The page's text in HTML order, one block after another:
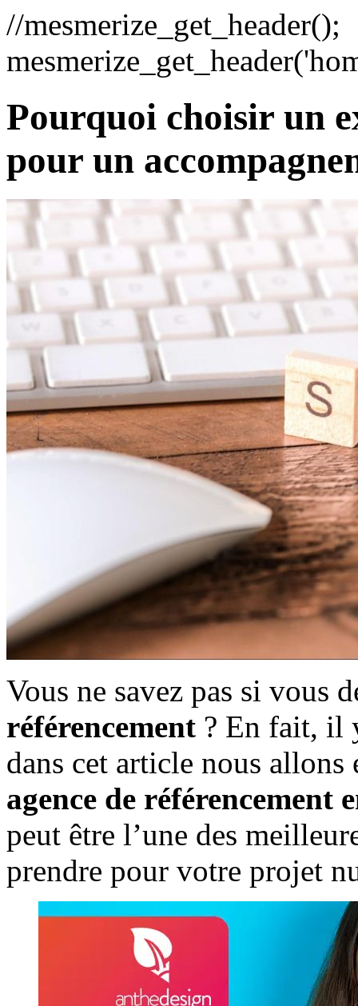
//mesmerize_get_header();
Pourquoi choisir un
pour un
Vous ne savez pas si vous
référencement ? En fait, il
dans cet article nous
agence de référencement
peut être l’une des
prendre pour votre projet